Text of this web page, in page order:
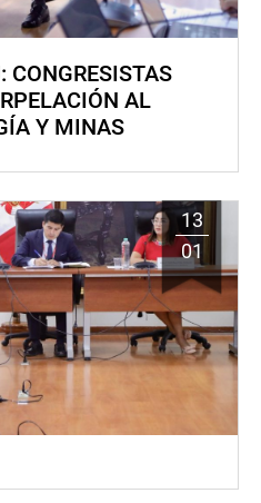
CONGRESISTAS
AL
Y MINAS
13
01